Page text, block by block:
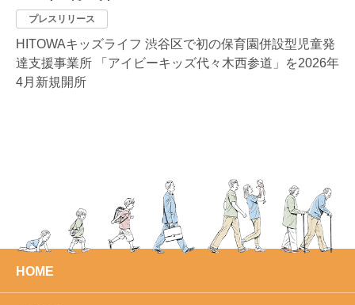
プレスリリース
HITOWAキッズライフ 渋谷区で初の保育園併設型児童発
達支援事業所 「アイビーキッズ代々木西参道」を2026年
4月新規開所
HOME